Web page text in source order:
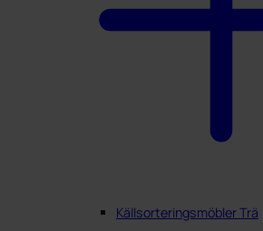
Min profil
Källsorteringsmöbler Trä